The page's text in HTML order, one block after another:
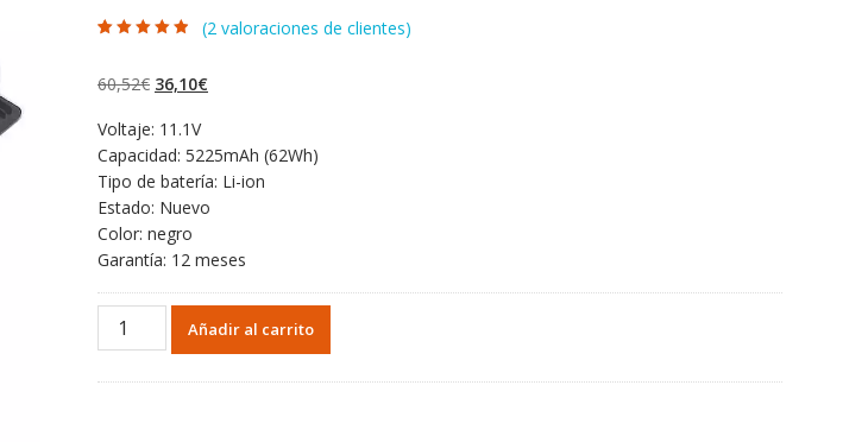
base a
valoraciones
(2 valoraciones de clientes)
60,52€ El
original
era:
60,52€.
36,10€El
es:
36,10€.
Voltaje: 11.1V
Capacidad: 5225mAh (62Wh)
Tipo de batería: Li-ion
Estado: Nuevo
Color: negro
Garantía: 12 meses
Portátil
Añadir al carrito